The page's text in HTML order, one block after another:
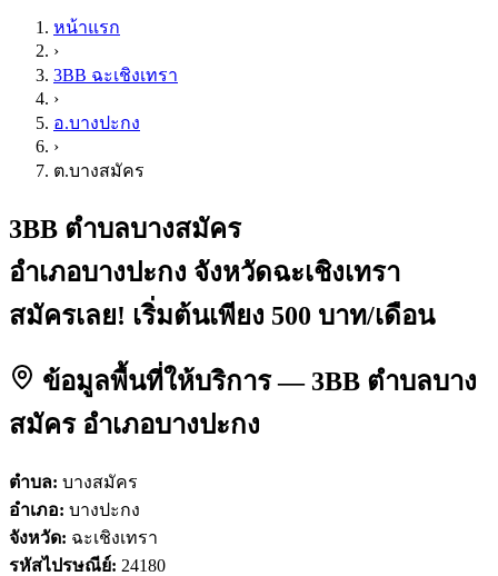
หน้าแรก
›
3BB ฉะเชิงเทรา
›
อ.บางปะกง
›
ต.บางสมัคร
3BB ตำบลบางสมัคร
อำเภอบางปะกง จังหวัดฉะเชิงเทรา
สมัครเลย! เริ่มต้นเพียง 500 บาท/เดือน
ข้อมูลพื้นที่ให้บริการ — 3BB ตำบลบาง
สมัคร อำเภอบางปะกง
ตำบล: บางสมัคร
อำเภอ: บางปะกง
จังหวัด: ฉะเชิงเทรา
รหัสไปรษณีย์: 24180